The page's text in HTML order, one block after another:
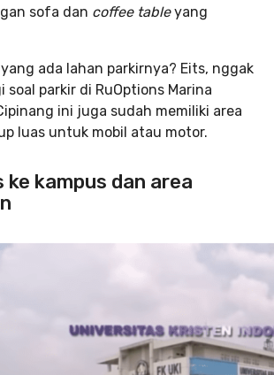
sofa dan coffee tableyang
yang ada lahan parkirnya? Eits, nggak
soal parkir di RuOptions Marina
ini juga sudah memiliki area
luas untuk mobil atau motor.
kampus dan area